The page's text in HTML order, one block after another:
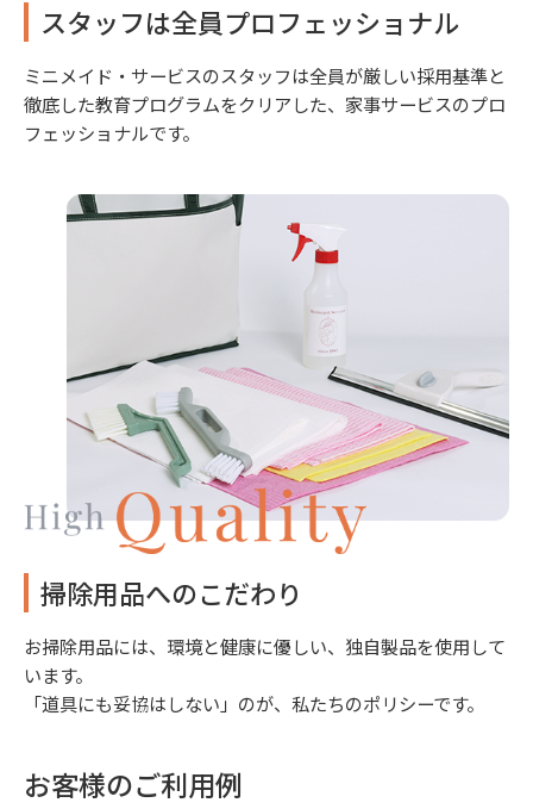
スタッフは全員プロフェッショナル
ミニメイド・サービスのスタッフは全員が厳しい採用基準と
徹底した教育プログラムをクリアした、家事サービスのプロ
フェッショナルです。
掃除用品へのこだわり
お掃除用品には、環境と健康に優しい、独自製品を使用して
います。
「道具にも妥協はしない」のが、私たちのポリシーです。
お客様のご利用例